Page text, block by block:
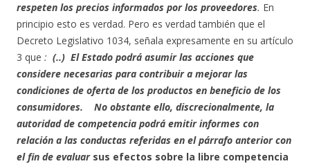
respeten los precios informados por los proveedores. En
principio esto es verdad. Pero es verdad también que el
Decreto Legislativo 1034, señala expresamente en su artículo
3 que : (..) El Estado podrá asumir las acciones que
considere necesarias para contribuir a mejorar las
condiciones de oferta de los productos en beneficio de los
consumidores. No obstante ello, discrecionalmente, la
autoridad de competencia podrá emitir informes con
relación a las conductas referidas en el párrafo anterior con
el fin de evaluar sus efectos sobre la libre competencia